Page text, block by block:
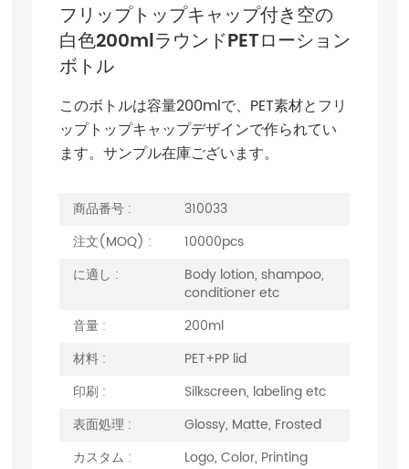
フリップトップキャップ付き空の
白色200mlラウンドPETローション
ボトル
このボトルは容量200mlで、PET素材とフリ
ップトップキャップデザインで作られてい
ます。サンプル在庫ございます。
商品番号 :
310033
注文(MOQ) :
10000pcs
に適し :
Body lotion, shampoo,
conditioner etc
音量 :
200ml
材料 :
PET+PP lid
印刷 :
Silkscreen, labeling etc
表面処理 :
Glossy, Matte, Frosted
カスタム :
Logo, Color, Printing